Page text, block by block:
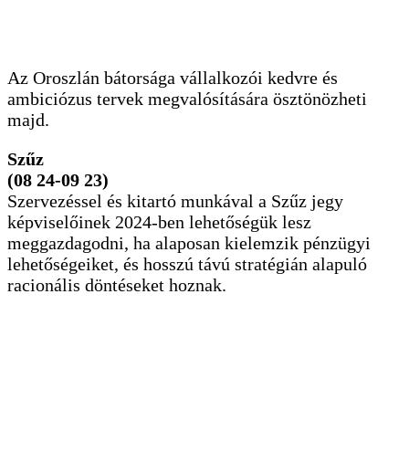
Az Oroszlán bátorsága vállalkozói kedvre és
ambiciózus tervek megvalósítására ösztönözheti
majd.
Szűz
(08 24-09 23)
Szervezéssel és kitartó munkával a Szűz jegy
képviselőinek 2024-ben lehetőségük lesz
meggazdagodni, ha alaposan kielemzik pénzügyi
lehetőségeiket, és hosszú távú stratégián alapuló
racionális döntéseket hoznak.